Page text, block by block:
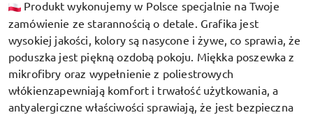
Produkt wykonujemy w Polsce specjalnie na Twoje
zamówienie ze starannością o detale. Grafika jest
wysokiej jakości, kolory są nasycone i żywe, co sprawia, że
poduszka jest piękną ozdobą pokoju. Miękka poszewka z
mikrofibry oraz wypełnienie z poliestrowych
włókienzapewniają komfort i trwałość użytkowania, a
antyalergiczne właściwości sprawiają, że jest bezpieczna